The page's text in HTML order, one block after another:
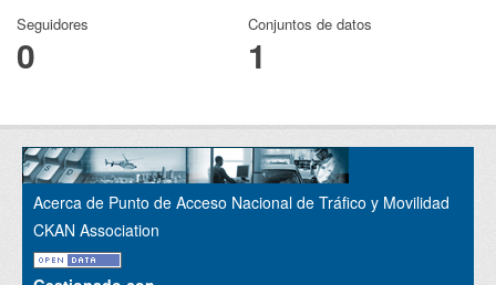
Seguidores
0
Conjuntos de datos
1
Acerca de Punto de Acceso Nacional de Tráfico y Movilidad
CKAN Association